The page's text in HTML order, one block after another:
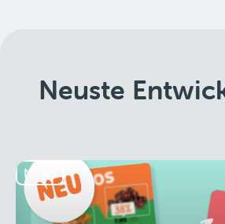
Neuste
News